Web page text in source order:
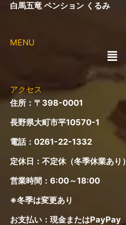
白馬五竜 ペンション くるみ
MENU
メ
ニ
アクセス
住所：〒398-0001
長野県大町市平10570-1
電話： 0261-22-1332
定休日：不定休（冬季休業あり）
営業時間：6:00～18:00
※冬季は変更あり
お支払い：現金またはPayPay